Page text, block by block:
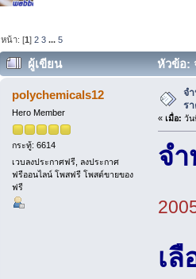
หน้า: [1]2 3 ...5
ผู้เขียน หัวข้อ:
polychemicals12
Hero Member
กระทู้: 6614
เวบลงประกาศฟรี, ลงประกาศ
ฟรีออนไลน์ โพสฟรี โพสต์ขายของ
ฟรี
จ
ร
« เมื่อ: วัน
จ
เ